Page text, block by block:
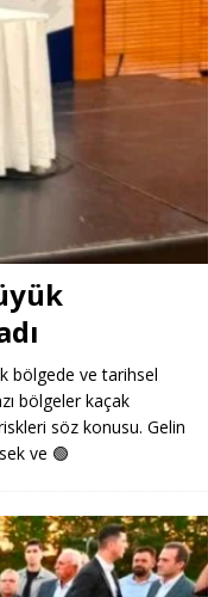
bölgede ve tarihsel
bölgeler kaçak
söz konusu. Gelin
ve 🟢